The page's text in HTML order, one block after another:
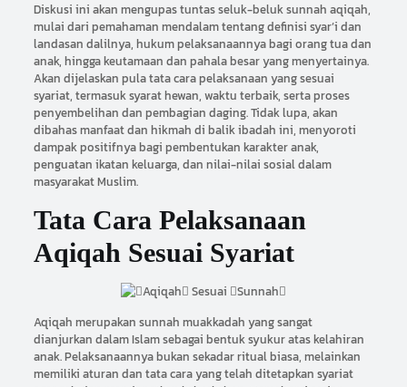
Diskusi ini akan mengupas tuntas seluk-beluk sunnah aqiqah,
mulai dari pemahaman mendalam tentang definisi syar’i dan
landasan dalilnya, hukum pelaksanaannya bagi orang tua dan
anak, hingga keutamaan dan pahala besar yang menyertainya.
Akan dijelaskan pula tata cara pelaksanaan yang sesuai
syariat, termasuk syarat hewan, waktu terbaik, serta proses
penyembelihan dan pembagian daging. Tidak lupa, akan
dibahas manfaat dan hikmah di balik ibadah ini, menyoroti
dampak positifnya bagi pembentukan karakter anak,
penguatan ikatan keluarga, dan nilai-nilai sosial dalam
masyarakat Muslim.
Tata Cara Pelaksanaan
Aqiqah Sesuai Syariat
Aqiqah merupakan sunnah muakkadah yang sangat
dianjurkan dalam Islam sebagai bentuk syukur atas kelahiran
anak. Pelaksanaannya bukan sekadar ritual biasa, melainkan
memiliki aturan dan tata cara yang telah ditetapkan syariat